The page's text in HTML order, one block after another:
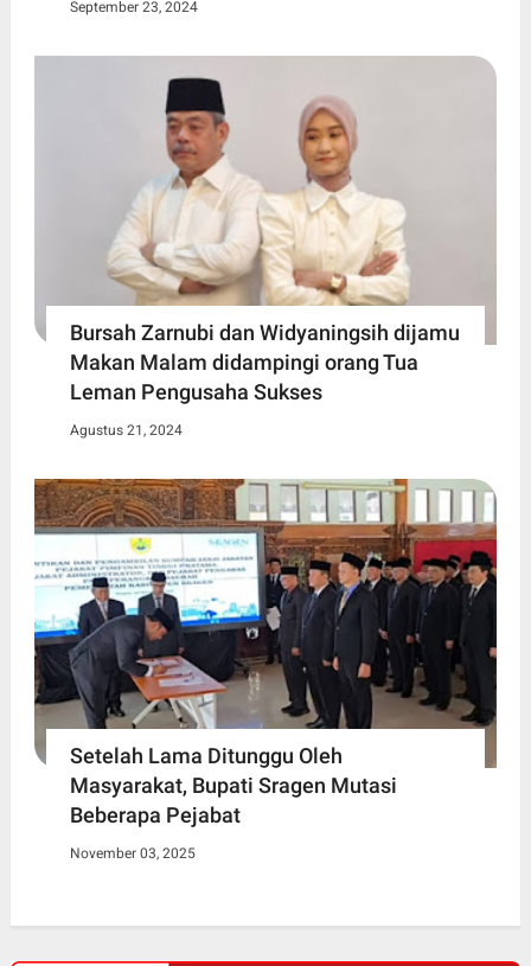
September 23, 2024
Bursah Zarnubi dan Widyaningsih dijamu
Makan Malam didampingi orang Tua
Leman Pengusaha Sukses
Agustus 21, 2024
Setelah Lama Ditunggu Oleh
Masyarakat, Bupati Sragen Mutasi
Beberapa Pejabat
November 03, 2025